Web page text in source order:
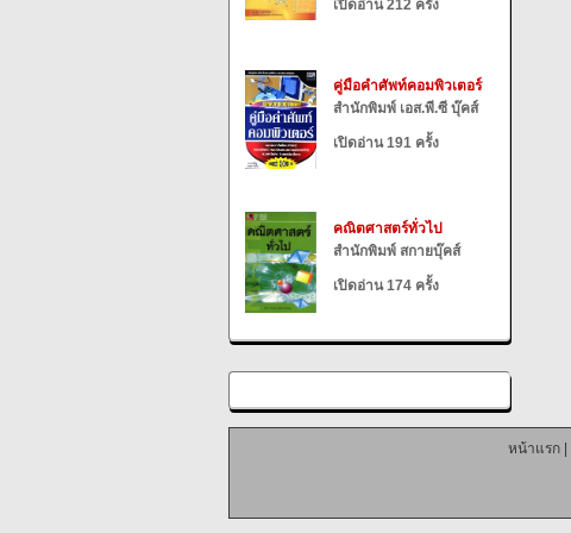
เปิดอ่าน 212 ครั้ง
คู่มือคำศัพท์คอมพิวเตอร์
สำนักพิมพ์ เอส.พี.ซี บุ๊คส์
เปิดอ่าน 191 ครั้ง
คณิตศาสตร์ทั่วไป
สำนักพิมพ์ สกายบุ๊คส์
เปิดอ่าน 174 ครั้ง
หน้าแรก|